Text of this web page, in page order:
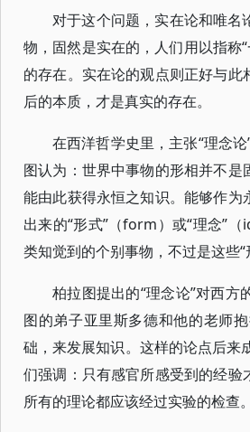
对于这个问题，实在论和唯
物，固然是实在的，人们用以指称
的存在。实在论的观点则正好与
后的本质，才是真实的存在。
在西洋哲学史里，主张“理念
图认为：世界中事物的形相并不
能由此获得永恒之知识。能够作
出来的“形式”（form）或“理念”
类知觉到的个别事物，不过是这些“
柏拉图提出的“理念论”对西
图的弟子亚里斯多德和他的老师
础，来发展知识。这样的论点后来
们强调：只有感官所感受到的经验
所有的理论都应该经过实验的检查。